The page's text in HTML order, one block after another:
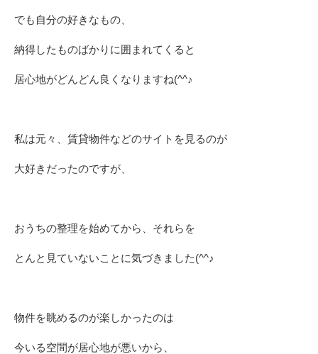
でも自分の好きなもの、
納得したものばかりに囲まれてくると
居心地がどんどん良くなりますね(^^♪
私は元々、賃貸物件などのサイトを見るのが
大好きだったのですが、
おうちの整理を始めてから、それらを
とんと見ていないことに気づきました(^^♪
物件を眺めるのが楽しかったのは
今いる空間が居心地が悪いから、